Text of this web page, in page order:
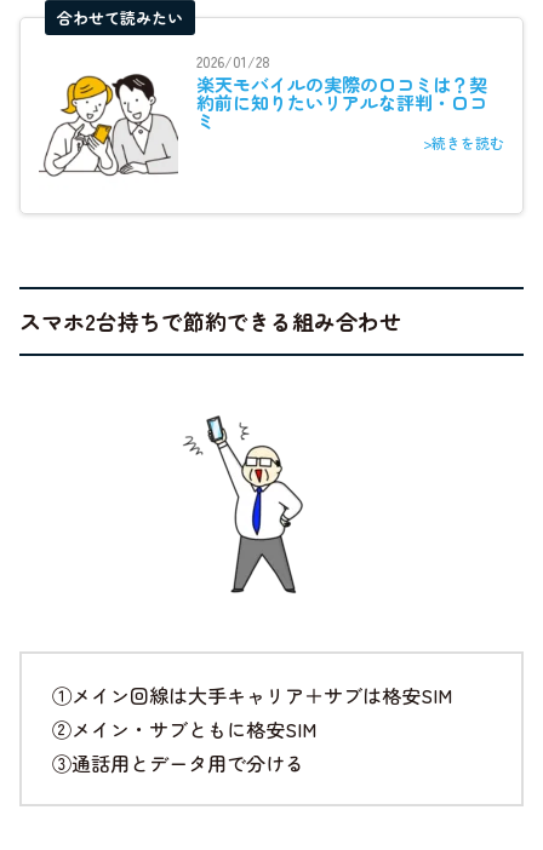
合わせて読みたい
2026/01/28
楽天モバイルの実際の口コミは？契
約前に知りたいリアルな評判・口コ
ミ
>続きを読む
スマホ2台持ちで節約できる組み合わせ
①メイン回線は大手キャリア＋サブは格安SIM
②メイン・サブともに格安SIM
③通話用とデータ用で分ける